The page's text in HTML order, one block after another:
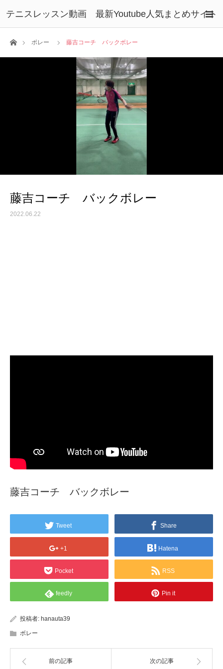
テニスレッスン動画 最新Youtube人気まとめサイト
ホームボレー 藤吉コーチ バックボレー
藤吉コーチ バックボレー
2022.06.22
藤吉コーチ バックボレー
Tweet Share
+1 Hatena
Pocket RSS
feedly Pin it
投稿者: hanauta39
ボレー
前の記事 次の記事